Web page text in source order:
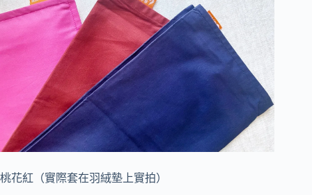
桃花紅（實際套在羽絨墊上實拍）